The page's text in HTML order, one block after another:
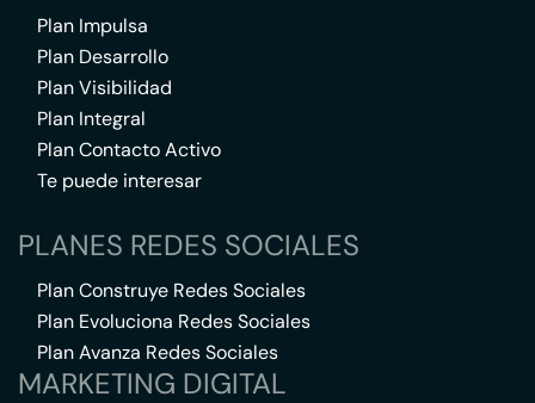
Plan Impulsa
Plan Desarrollo
Plan Visibilidad
Plan Integral
Plan Contacto Activo
Te puede interesar
PLANES REDES SOCIALES
Plan Construye Redes Sociales
Plan Evoluciona Redes Sociales
Plan Avanza Redes Sociales
MARKETING DIGITAL